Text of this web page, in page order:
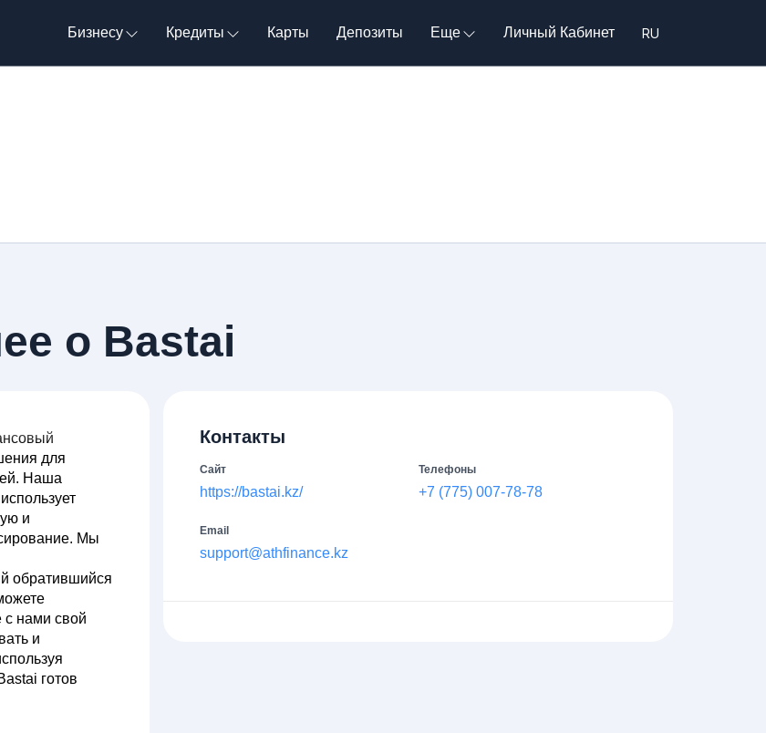
Бизнесу Кредиты Карты Депозиты Еще Личный Кабинет
о Bastai
для
Наша
и
Мы
обратившийся
с нами свой
и
готов
Контакты
Сайт
https://bastai.kz/
Телефоны
+7 (775) 007-78-78
Email
support@athfinance.kz